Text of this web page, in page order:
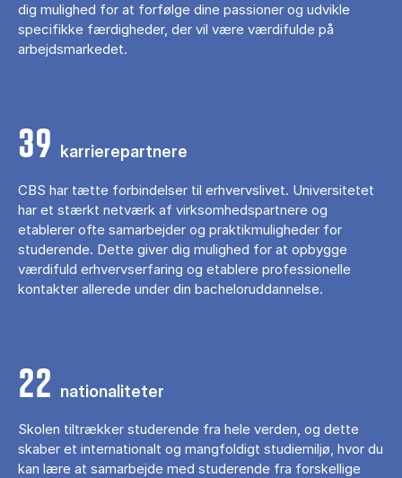
dig mulighed for at forfølge dine passioner og udvikle
specifikke færdigheder, der vil være værdifulde på
arbejdsmarkedet.
39 karrierepartnere
CBS har tætte forbindelser til erhvervslivet. Universitetet
har et stærkt netværk af virksomhedspartnere og
etablerer ofte samarbejder og praktikmuligheder for
studerende. Dette giver dig mulighed for at opbygge
værdifuld erhvervserfaring og etablere professionelle
kontakter allerede under din bacheloruddannelse.
22 nationaliteter
Skolen tiltrækker studerende fra hele verden, og dette
skaber et internationalt og mangfoldigt studiemiljø, hvor du
kan lære at samarbejde med studerende fra forskellige